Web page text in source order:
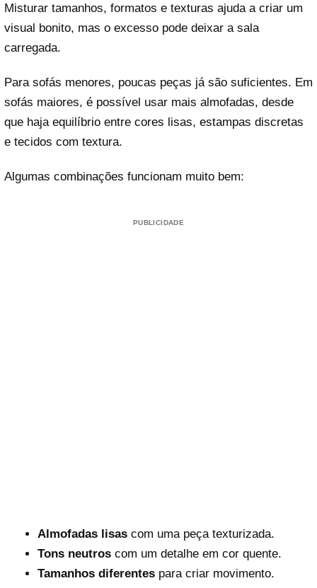
Misturar tamanhos, formatos e texturas ajuda a criar um
visual bonito, mas o excesso pode deixar a sala
carregada.
Para sofás menores, poucas peças já são suficientes. Em
sofás maiores, é possível usar mais almofadas, desde
que haja equilíbrio entre cores lisas, estampas discretas
e tecidos com textura.
Algumas combinações funcionam muito bem:
PUBLICIDADE
Almofadas lisascom uma peça texturizada.
Tons neutroscom um detalhe em cor quente.
Tamanhos diferentespara criar movimento.